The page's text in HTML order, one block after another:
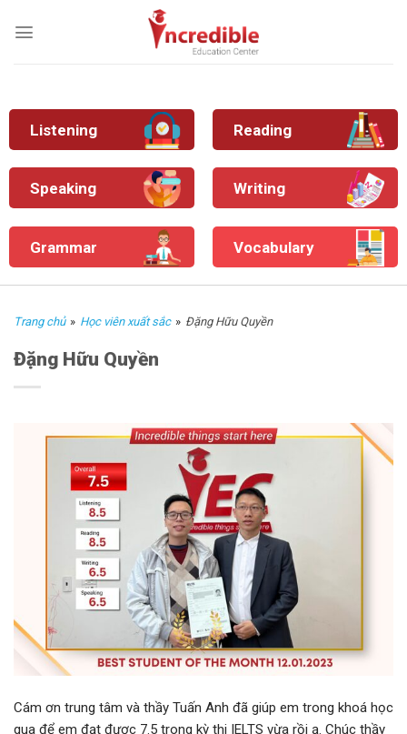
Listening Reading
Speaking Writing
Grammar Vocabulary
Trang chủ » Học viên xuất sắc » Đặng Hữu Quyền
Đặng Hữu Quyền
Cám ơn trung tâm và thầy Tuấn Anh đã giúp em trong khoá học
qua để em đạt được 7.5 trong kỳ thi IELTS vừa rồi ạ. Chúc thầy